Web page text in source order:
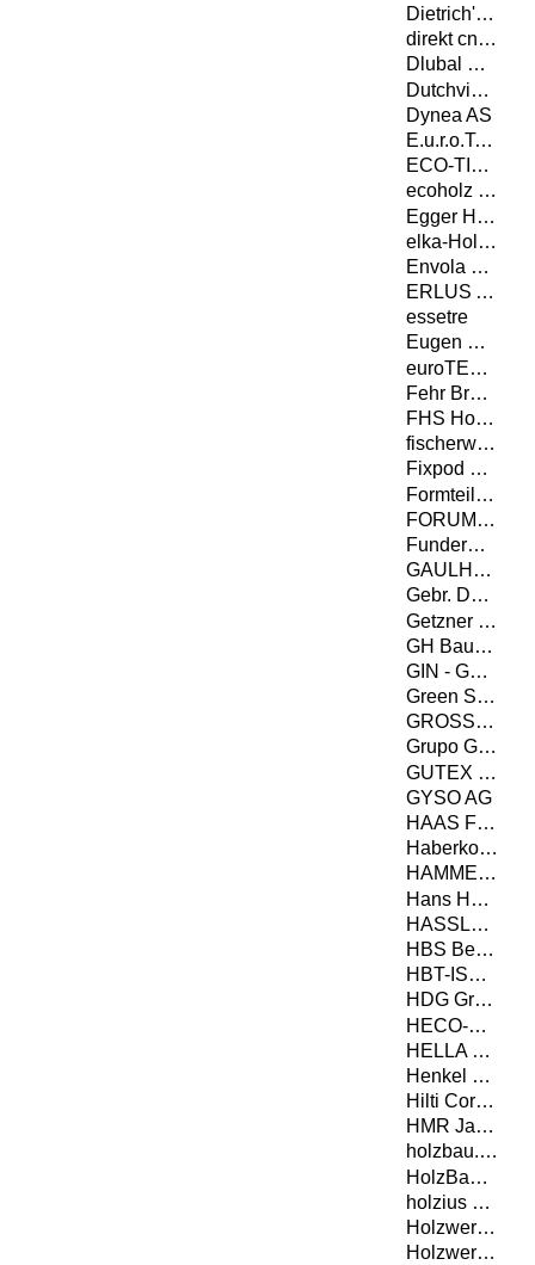
Dietrich's Datenverarbeitungsgesellschaft für Handel und Produktion AG
direkt cnc-systeme gmbh
Dlubal Software GmbH
Dutchview information technology GmbH
Dynea AS
E.u.r.o.Tec GmbH
ECO-TIMBER GmbH & Co. KG
ecoholz GmbH
Egger Holzwerkstoffe Wismar GmbH & Co. KG
elka-Holzwerke GmbH
Envola GmbH
ERLUS AG
essetre
Eugen Decker Holz­industrie GmbH & Co. KG
euroTECH Vertriebs GmbH
Fehr Braunwalder AG
FHS Holzbau GmbH
fischerwerke GmbH & Co. KG
Fixpod GmbH
Formteilbau Schmitt GmbH & Co. KG
FORUM-HOLZBAU
Fundermax GmbH
GAULHOFER INDUSTRIE-HOLDING GMBH
Gebr. Dufter GmbH
Getzner Werkstoffe GmbH
GH Baubeschläge GmbH
GIN - Gütegemeinschaft Nagelplattenprodukte e.V. - Interessenverband Nagelplatten e.V.
Green Structures GmbH
GROSSMANN Bau GmbH & Co. KG
Grupo Gámiz
GUTEX Holzfaserplattenwerk
GYSO AG
HAAS FERTIGBAU GMBH
Haberkorn GmbH
HAMMER Holzbautechnik GmbH
Hans Hundegger AG
HASSLACHER Gruppe
HBS Berga GmbH & Co. KG
HBT-ISOL AG
HDG Group S.r.l.
HECO-Schrauben GmbH & Co. KG
HELLA Sonnen- und Wetterschutztechnik GmbH
Henkel & Cie. AG
Hilti Corporation AG
HMR Jacob GmbH Metallwaren
holzbau.tech GmbH
HolzBauWerk Schwarzwald GmbH
holzius GmbH
Holzwerke Pfarrkirchen GmbH
Holzwerke van Roje GmbH & Co. KG